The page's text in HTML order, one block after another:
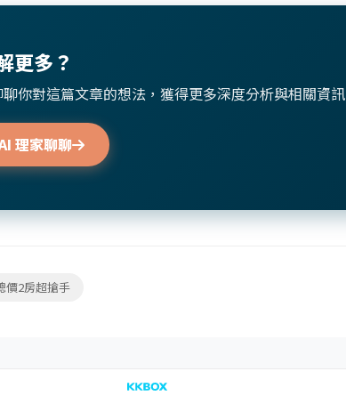
更多？
聊你對這篇文章的想法，獲得更多深度分析與相關資訊
理家聊聊
價2房超搶手